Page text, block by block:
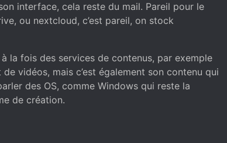
interface, cela reste du mail. Pareil pour le
ou nextcloud, c’est pareil, on stock
la fois des services de contenus, par exemple
vidéos, mais c’est également son contenu qui
des OS, comme Windows qui reste la
de création.